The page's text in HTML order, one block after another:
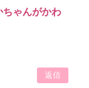
ちゃんがかわ
返信